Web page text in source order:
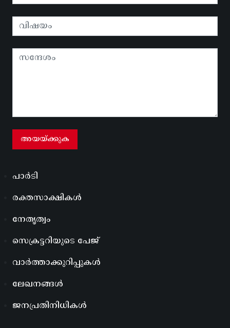
പാർടി
രക്തസാക്ഷികൾ
നേതൃത്വം
സെക്രട്ടറിയുടെ പേജ്
വാർത്താക്കുറിപ്പുകൾ
ലേഖനങ്ങൾ
ജനപ്രതിനിധികൾ